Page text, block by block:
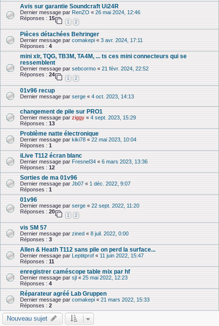
Avis sur garantie Soundcraft Ui24R
Dernier message par RenZO « 26 mai 2024, 12:46
Réponses : 15
1 2
Pièces détachées Behringer
Dernier message par comakepi « 3 avr. 2024, 17:11
Réponses : 4
mini xlr, TQG, TB3M, TA4M, ... ts ces mini connecteurs qui se
ressemblent
Dernier message par sebcormo « 21 févr. 2024, 22:52
Réponses : 24
1 2
01v96 recup
Dernier message par serge « 4 oct. 2023, 14:13
changement de pile sur PRO1
Dernier message par ziggy « 4 sept. 2023, 15:29
Réponses : 13
Problème natte électronique
Dernier message par kiki78 « 22 mai 2023, 10:04
Réponses : 1
iLive T112 écran blanc
Dernier message par Fresnel34 « 6 mars 2023, 13:36
Réponses : 12
Sorties de ma 01v96
Dernier message par Jb07 « 1 déc. 2022, 9:07
Réponses : 1
01v96
Dernier message par serge « 22 sept. 2022, 11:20
Réponses : 20
1 2
vis SM 57
Dernier message par zined « 8 juil. 2022, 0:00
Réponses : 3
Allen & Heath T112 sans pile on perd la surface...
Dernier message par Leptitprof « 11 juin 2022, 15:47
Réponses : 11
enregistrer caméscope table mix par hf
Dernier message par sjl « 25 mai 2022, 12:23
Réponses : 4
Réparateur agréé Lab Gruppen
Dernier message par comakepi « 21 mars 2022, 15:33
Réponses : 2
Nouveau sujet